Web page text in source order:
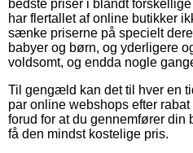
bedste priser i blandt
har flertallet af online butikker
sænke priserne på specielt
babyer og børn, og yderligere
voldsomt, og endda nogle
Til gengæld kan det til hver en
par online webshops efter
forud for at du gennemfører din
få den mindst kostelige pris.